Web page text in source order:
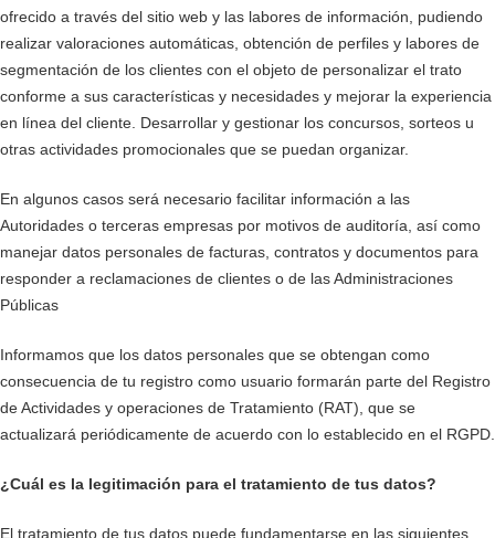
ofrecido a través del sitio web y las labores de información, pudiendo
realizar valoraciones automáticas, obtención de perfiles y labores de
segmentación de los clientes con el objeto de personalizar el trato
conforme a sus características y necesidades y mejorar la experiencia
en línea del cliente. Desarrollar y gestionar los concursos, sorteos u
otras actividades promocionales que se puedan organizar.
En algunos casos será necesario facilitar información a las
Autoridades o terceras empresas por motivos de auditoría, así como
manejar datos personales de facturas, contratos y documentos para
responder a reclamaciones de clientes o de las Administraciones
Públicas
Informamos que los datos personales que se obtengan como
consecuencia de tu registro como usuario formarán parte del Registro
de Actividades y operaciones de Tratamiento (RAT), que se
actualizará periódicamente de acuerdo con lo establecido en el RGPD.
¿Cuál es la legitimación para el tratamiento de tus datos?
El tratamiento de tus datos puede fundamentarse en las siguientes